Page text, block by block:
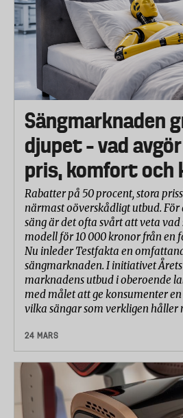
Sängmarknaden
djupet – vad
pris, komfort och
Rabatter på 50 procent, stora
närmast oöverskådligt utbud. För
säng är det ofta svårt att veta
modell för 10 000 kronor från en
Nu inleder Testfakta en
sängmarknaden. I initiativet Årets
marknadens utbud i oberoende
med målet att ge konsumenter
vilka sängar som verkligen håller
24 MARS